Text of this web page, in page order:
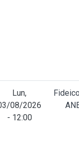
Lun,
08/2026
- 12:00